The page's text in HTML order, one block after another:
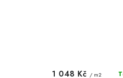
1 048 Kč / m2